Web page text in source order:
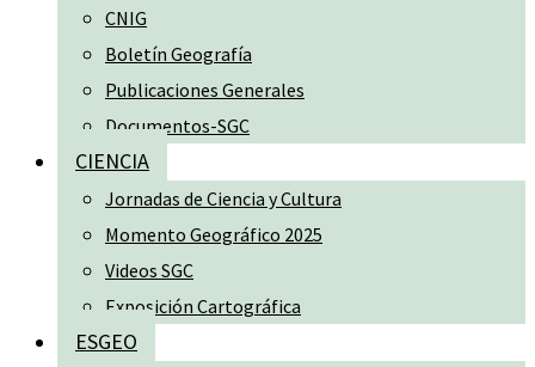
CNIG
Boletín Geografía
Publicaciones Generales
Documentos-SGC
CIENCIA
Jornadas de Ciencia y Cultura
Momento Geográfico 2025
Videos SGC
Exposición Cartográfica
ESGEO